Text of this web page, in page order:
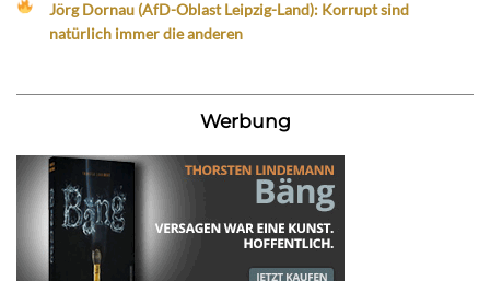
Jörg Dornau (AfD-Oblast Leipzig-Land): Korrupt sind
natürlich immer die anderen
Werbung